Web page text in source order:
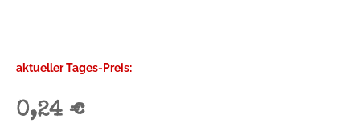
aktueller Tages-Preis:
0,24 €